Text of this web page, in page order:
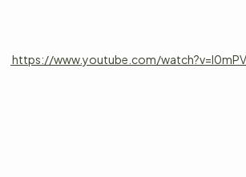
https://www.youtube.com/